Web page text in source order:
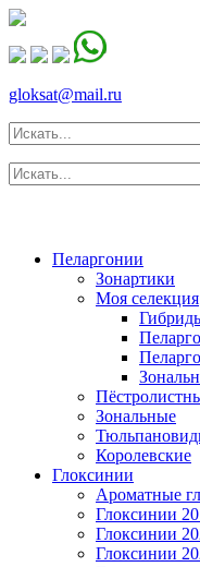
gloksat@mail.ru
Пеларгонии
Зонартики
Моя селекция
Зональные
Королевские
Глоксинии
Ароматные
Глоксинии
Глоксинии
Глоксинии